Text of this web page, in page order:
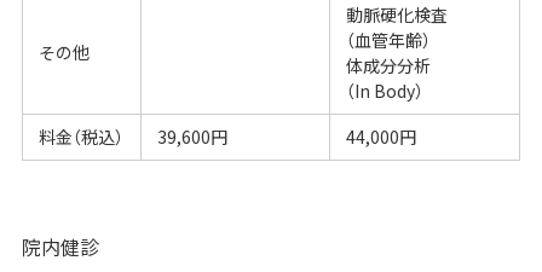
その他
動脈硬化検査
（血管年齢）
体成分分析
（In Body）
料金（税込）
39,600円 44,000円
院内健診